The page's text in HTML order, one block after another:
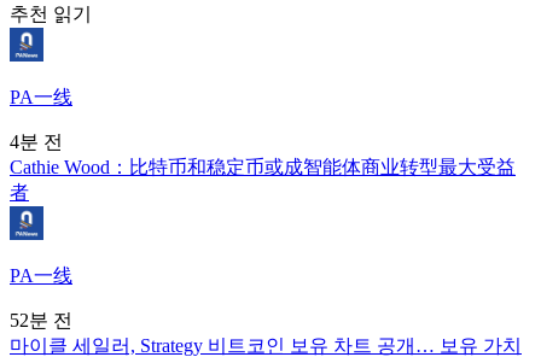
추천 읽기
PA一线
4분 전
Cathie Wood：比特币和稳定币或成智能体商业转型最大受益
者
PA一线
52분 전
마이클 세일러, Strategy 비트코인 보유 차트 공개… 보유 가치